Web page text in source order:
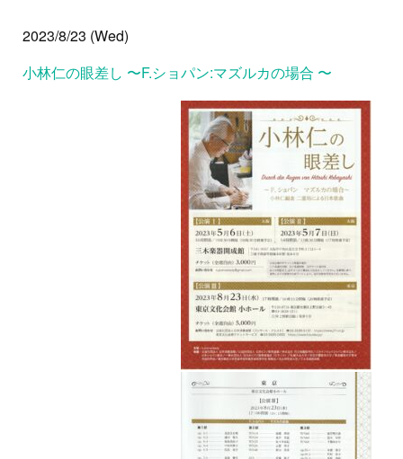
2023/8/23 (Wed)
小林仁の眼差し 〜F.ショパン:マズルカの場合 〜